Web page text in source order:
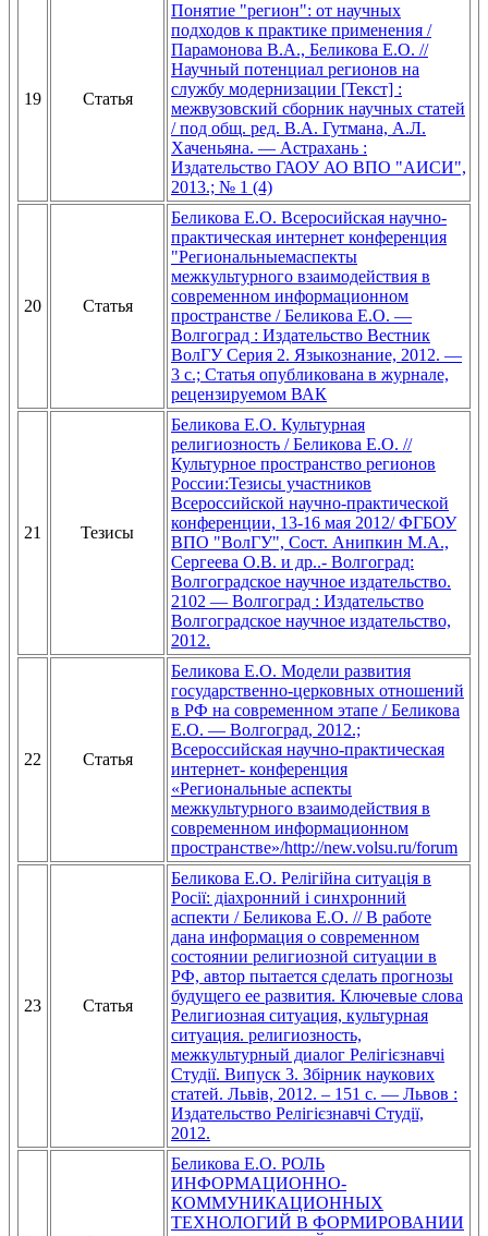
19 Статья
Понятие "регион": от научных
подходов к практике применения /
Парамонова В.А., Беликова Е.О. //
Научный потенциал регионов на
службу модернизации [Текст] :
межвузовский сборник научных статей
/ под общ. ред. В.А. Гутмана, А.Л.
Хаченьяна. — Астрахань :
Издательство ГАОУ АО ВПО "АИСИ",
2013.; № 1 (4)
20 Статья
Беликова Е.О. Всеросийская научно-
практическая интернет конференция
"Региональныемаспекты
межкультурного взаимодействия в
современном информационном
пространстве / Беликова Е.О. —
Волгоград : Издательство Вестник
ВолГУ Серия 2. Языкознание, 2012. —
3 с.; Статья опубликована в журнале,
рецензируемом ВАК
21 Тезисы
Беликова Е.О. Культурная
религиозность / Беликова Е.О. //
Культурное пространство регионов
России:Тезисы участников
Всероссийской научно-практической
конференции, 13-16 мая 2012/ ФГБОУ
ВПО "ВолГУ", Сост. Анипкин М.А.,
Сергеева О.В. и др..- Волгоград:
Волгоградское научное издательство.
2102 — Волгоград : Издательство
Волгоградское научное издательство,
2012.
22 Статья
Беликова Е.О. Модели развития
государственно-церковных отношений
в РФ на современном этапе / Беликова
Е.О. — Волгоград, 2012.;
Всероссийская научно-практическая
интернет- конференция
«Региональные аспекты
межкультурного взаимодействия в
современном информационном
пространстве»/http://new.volsu.ru/forum
23 Статья
Беликова Е.О. Релігійна ситуація в
Росії: діахронний і синхронний
аспекти / Беликова Е.О. // В работе
дана информация о современном
состоянии религиозной ситуации в
РФ, автор пытается сделать прогнозы
будущего ее развития. Ключевые слова
Религиозная ситуация, культурная
ситуация. религиозность,
межкультурный диалог Релігієзнавчі
Студії. Випуск 3. Збірник наукових
статей. Львів, 2012. – 151 с. — Львов :
Издательство Релігієзнавчі Студії,
2012.
Беликова Е.О. РОЛЬ
ИНФОРМАЦИОННО-
КОММУНИКАЦИОННЫХ
ТЕХНОЛОГИЙ В ФОРМИРОВАНИИ